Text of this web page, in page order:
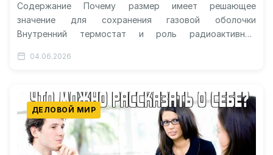
Содержание Почему размер имеет решающее
значение для сохранения газовой оболочки
Внутренний термостат и роль радиоактивных
искателей инопланетных цивилизаций…
04.06.2026
ДЕЛОВОЙ МИР